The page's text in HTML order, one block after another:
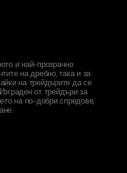
и най-прозрачно
на дребно, така и за
на трейдърите да се
от трейдъри за
на по-добри спредове,